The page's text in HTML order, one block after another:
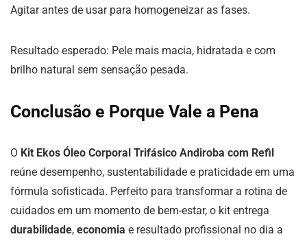
Agitar antes de usar para homogeneizar as fases.
Resultado esperado: Pele mais macia, hidratada e com
brilho natural sem sensação pesada.
Conclusão e Porque Vale a Pena
O Kit Ekos Óleo Corporal Trifásico Andiroba com Refil
reúne desempenho, sustentabilidade e praticidade em uma
fórmula sofisticada. Perfeito para transformar a rotina de
cuidados em um momento de bem-estar, o kit entrega
durabilidade, economia e resultado profissional no dia a